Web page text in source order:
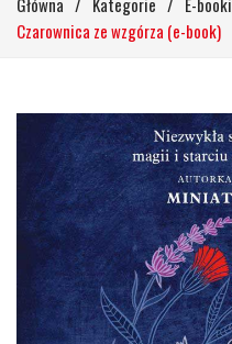
Czarownica ze wzgórza (e-book)